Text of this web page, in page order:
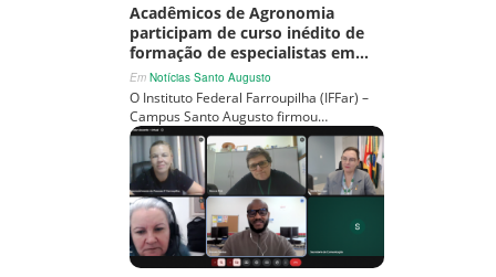
Acadêmicos de Agronomia
participam de curso inédito de
formação de especialistas em…
Em Notícias Santo Augusto
O Instituto Federal Farroupilha (IFFar) –
Campus Santo Augusto firmou…